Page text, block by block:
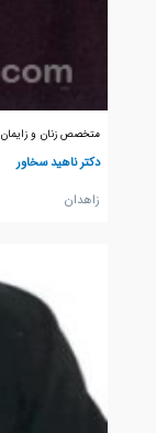
متخصص زنان و زایمان
دکتر ناهید سخاور
زاهدان